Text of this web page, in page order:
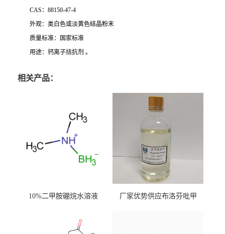
CAS：88150-47-4
外观：类白色或淡黄色结晶粉末
质量标准：国家标准
用途：钙离子拮抗剂 。
相关产品：
10%二甲胺硼烷水溶液
厂家优势供应布洛芬吡甲